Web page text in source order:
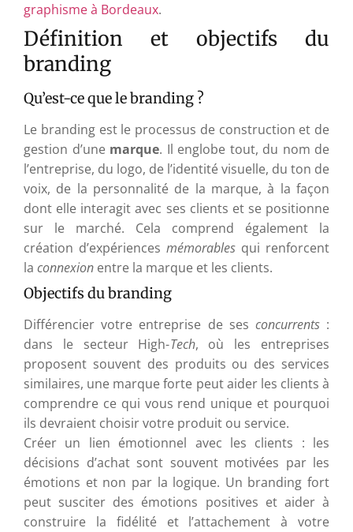
graphisme à Bordeaux.
Définition et objectifs du
branding
Qu’est-ce que le branding ?
Le branding est le processus de construction et de
gestion d’une marque. Il englobe tout, du nom de
l’entreprise, du logo, de l’identité visuelle, du ton de
voix, de la personnalité de la marque, à la façon
dont elle interagit avec ses clients et se positionne
sur le marché. Cela comprend également la
création d’expériences mémorables qui renforcent
la connexion entre la marque et les clients.
Objectifs du branding
Différencier votre entreprise de ses concurrents :
dans le secteur High-Tech, où les entreprises
proposent souvent des produits ou des services
similaires, une marque forte peut aider les clients à
comprendre ce qui vous rend unique et pourquoi
ils devraient choisir votre produit ou service.
Créer un lien émotionnel avec les clients : les
décisions d’achat sont souvent motivées par les
émotions et non par la logique. Un branding fort
peut susciter des émotions positives et aider à
construire la fidélité et l’attachement à votre